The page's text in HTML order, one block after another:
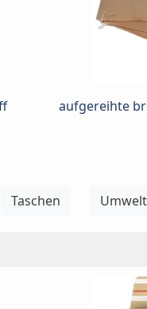
aufgereihte
Taschen